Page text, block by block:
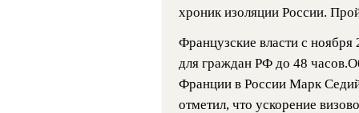
хроник изоляции России.
Французские власти с ноября
для граждан РФ до 48
Франции в России Марк
отметил, что ускорение